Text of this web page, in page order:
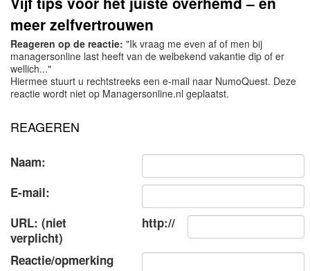
meer zelfvertrouwen
Reageren op de reactie: "Ik vraag me even af of men bij
managersonline last heeft van de welbekend vakantie dip of er
wellich..."
Hiermee stuurt u rechtstreeks een e-mail naar NumoQuest. Deze
reactie wordt niet op Managersonline.nl geplaatst.
REAGEREN
Naam:
E-mail:
URL: (niet
verplicht)
http://
Reactie/opmerking